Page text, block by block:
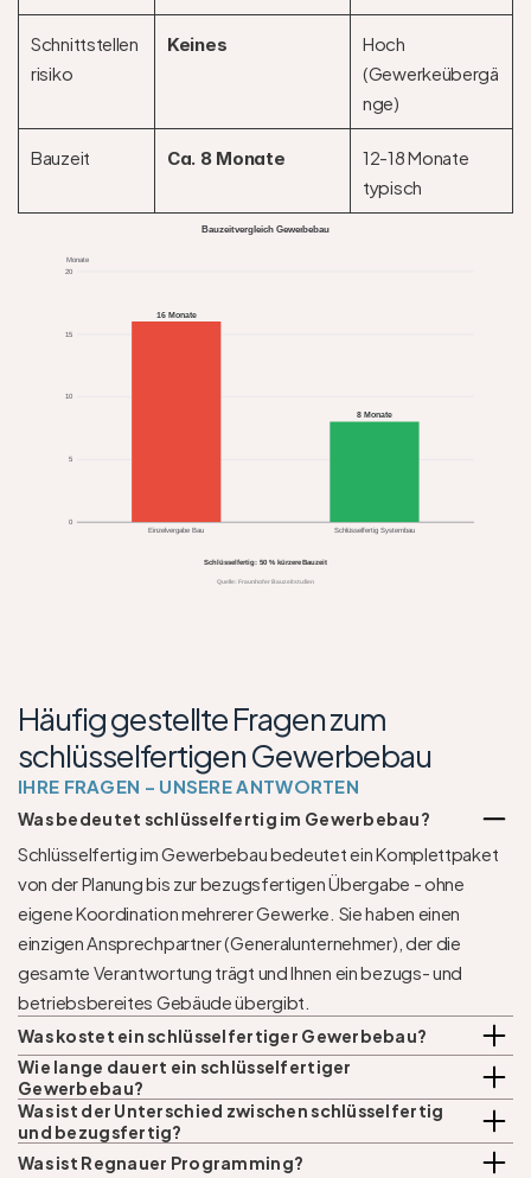
Schnittstellen
risiko
Keines
Hoch
(Gewerkeübergä
nge)
Bauzeit
Ca. 8 Monate
12-18 Monate
typisch
Monate
0
5
10
15
20
Einzelvergabe Bau Schlüsselfertig Systembau
16 Monate
8 Monate
Bauzeitvergleich Gewerbebau
Schlüsselfertig: 50 % kürzere Bauzeit
Quelle: Fraunhofer Bauzeitstudien
Häufig gestellte Fragen zum
schlüsselfertigen Gewerbebau
IHRE FRAGEN – UNSERE ANTWORTEN
Was bedeutet schlüsselfertig im Gewerbebau?
Schlüsselfertig im Gewerbebau bedeutet ein Komplettpaket
von der Planung bis zur bezugsfertigen Übergabe - ohne
eigene Koordination mehrerer Gewerke. Sie haben einen
einzigen Ansprechpartner (Generalunternehmer), der die
gesamte Verantwortung trägt und Ihnen ein bezugs- und
betriebsbereites Gebäude übergibt.
Was kostet ein schlüsselfertiger Gewerbebau?
Wie lange dauert ein schlüsselfertiger
Gewerbebau?
Was ist der Unterschied zwischen schlüsselfertig
und bezugsfertig?
Was ist Regnauer Programming?